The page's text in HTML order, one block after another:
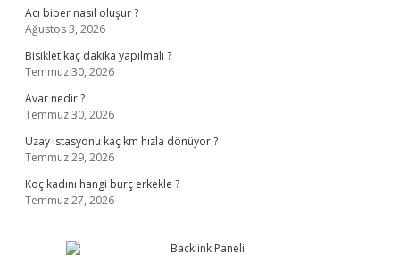
Acı biber nasıl oluşur ?
Ağustos 3, 2026
Bisiklet kaç dakika yapılmalı ?
Temmuz 30, 2026
Avar nedir ?
Temmuz 30, 2026
Uzay istasyonu kaç km hızla dönüyor ?
Temmuz 29, 2026
Koç kadını hangi burç erkekle ?
Temmuz 27, 2026